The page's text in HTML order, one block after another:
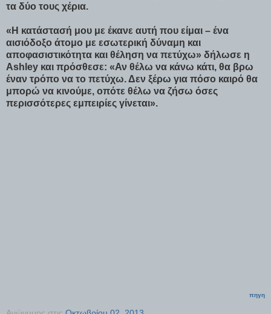
τα δύο τους χέρια.
«Η κατάστασή μου με έκανε αυτή που είμαι – ένα
αισιόδοξο άτομο με εσωτερική δύναμη και
αποφασιστικότητα και θέληση να πετύχω» δήλωσε η
Ashley και πρόσθεσε: «Αν θέλω να κάνω κάτι, θα βρω
έναν τρόπο να το πετύχω. Δεν ξέρω για πόσο καιρό θα
μπορώ να κινούμε, οπότε θέλω να ζήσω όσες
περισσότερες εμπειρίες γίνεται».
πηγη